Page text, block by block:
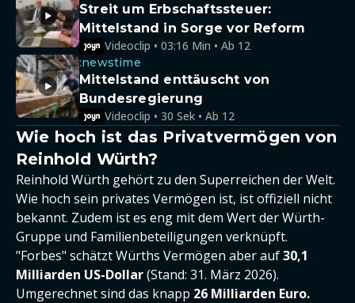
Streit um Erbschaftssteuer:
Mittelstand in Sorge vor Reform
Videoclip • 03:16 Min • Ab 12
:newstime
Mittelstand enttäuscht von
Bundesregierung
Videoclip • 30 Sek • Ab 12
Wie hoch ist das Privatvermögen von
Reinhold Würth?
Reinhold Würth gehört zu den Superreichen der Welt.
Wie hoch sein privates Vermögen ist, ist offiziell nicht
bekannt. Zudem ist es eng mit dem Wert der Würth-
Gruppe und Familienbeteiligungen verknüpft.
"Forbes" schätzt Würths Vermögen aber auf30,1
Milliarden US-Dollar(Stand: 31. März 2026).
Umgerechnet sind das knapp 26 Milliarden Euro.